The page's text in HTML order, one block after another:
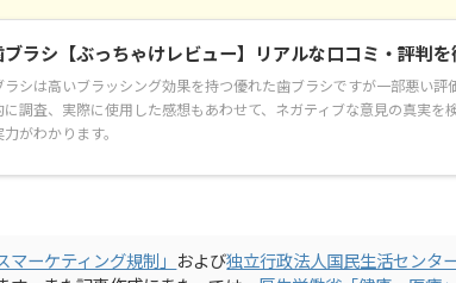
ラシ【ぶっちゃけレビュー】リアルな口コミ・評判を
ラシは高いブラッシング効果を持つ優れた歯ブラシですが一部悪い評
調査、実際に使用した感想もあわせて、ネガティブな意見の真実を
がわかります。
ーケティング規制」 および独立行政法人国民生活センタ